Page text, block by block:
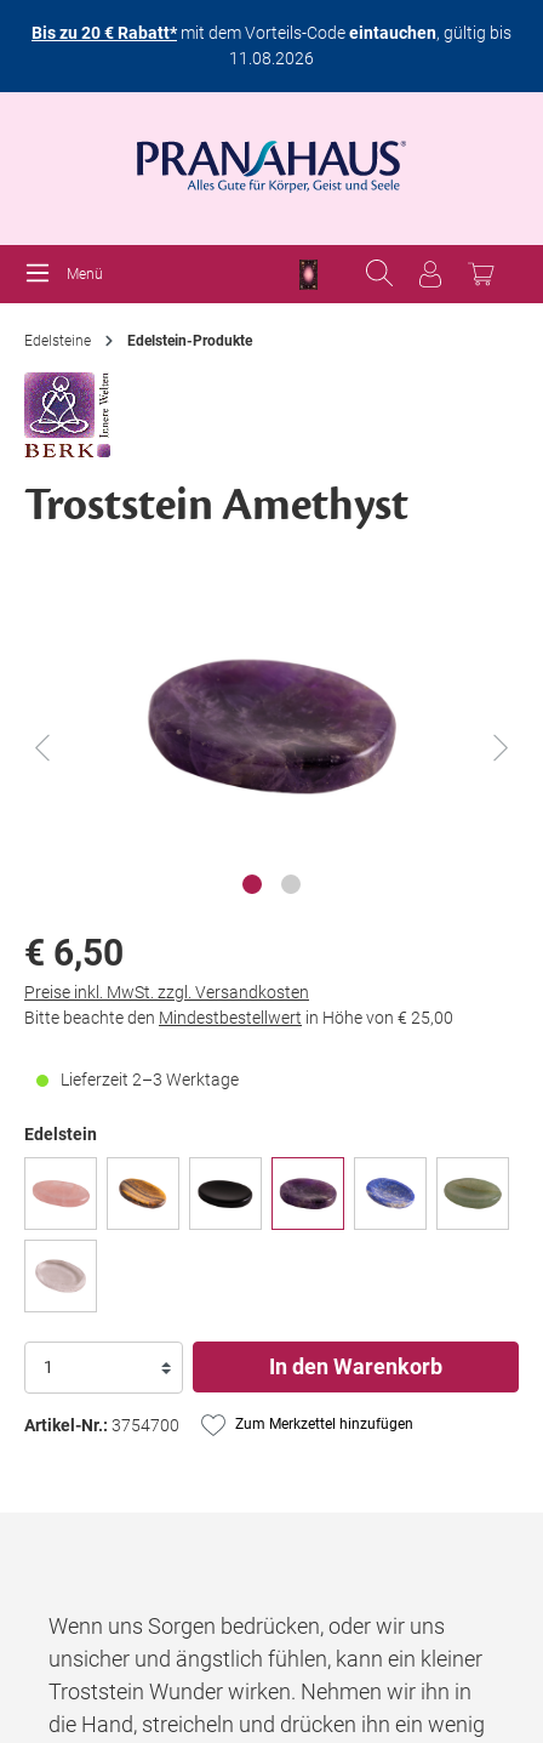
Bis zu 20 € Rabatt*mit dem Vorteils-Codeeintauchen, gültig bis
11.08.2026
Menü
Edelsteine Edelstein-Produkte
Troststein Amethyst
€ 6,50
Preise inkl. MwSt. zzgl. Versandkosten
Bitte beachte den Mindestbestellwert in Höhe von € 25,00
Lieferzeit 2–3 Werktage
Edelstein
In den Warenkorb
Artikel-Nr.: 3754700 Zum Merkzettel hinzufügen
Wenn uns Sorgen bedrücken, oder wir uns
unsicher und ängstlich fühlen, kann ein kleiner
Troststein Wunder wirken. Nehmen wir ihn in
die Hand, streicheln und drücken ihn ein wenig